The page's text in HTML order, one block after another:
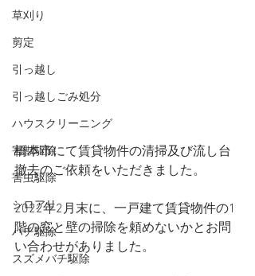
草刈り
剪定
引っ越し
引っ越しごみ処分
ハウスクリーニング
害獣駆除
害虫駆除
シロアリ
ハチ駆除
スズメバチ駆除
橋本市にて賃貸物件の清掃及び流し台
撤去のご依頼をいただきました。
2022年2月末に、一戸建て賃貸物件の1
階の窓と壁の掃除を頼めないかとお問
い合わせがありました。